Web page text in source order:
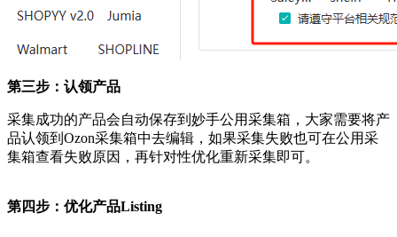
第三步：认领产品
采集成功的产品会自动保存到妙手公用采集箱，大家需要将产
品认领到 Ozon采集箱中去编辑，如果采集失败也可在公用采
集箱查看失败原因，再针对性优化重新采集即可。
第四步：优化产品Listing